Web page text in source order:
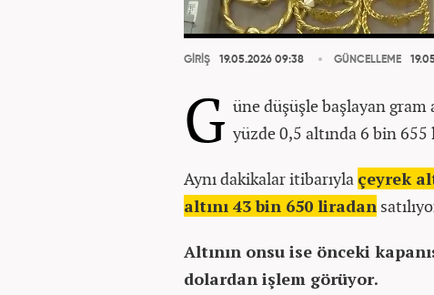
GİRİŞ 19.05.2026 09:38 GÜNCELLEME
G üne düşüşle başlayan gram
yüzde 0,5 altında 6 bin
Aynı dakikalar itibarıyla çeyrek
altını 43 bin 650 liradan
Altının onsu ise önceki
dolardan işlem görüyor.